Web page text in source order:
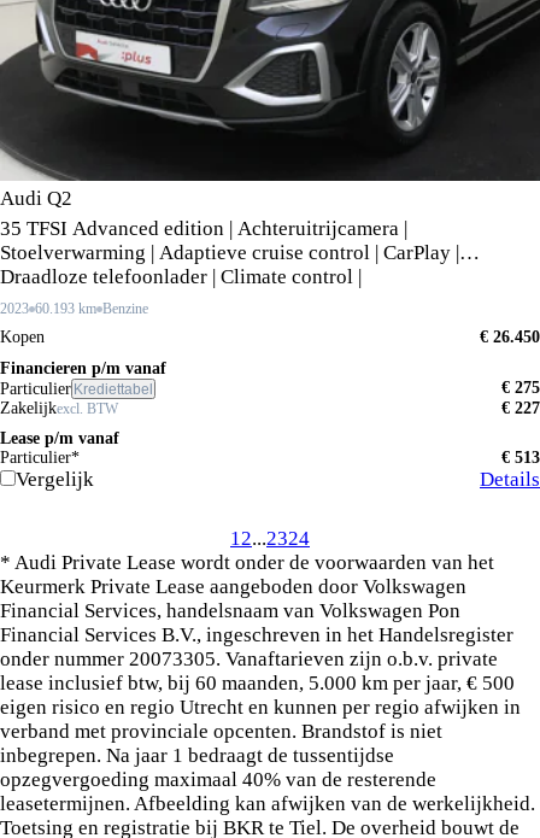
Audi Q2
35 TFSI Advanced edition | Achteruitrijcamera |
Stoelverwarming | Adaptieve cruise control | CarPlay |
Draadloze telefoonlader | Climate control |
2023 60.193 km Benzine
Kopen
€ 26.450
Financieren p/m vanaf
Particulier Krediettabel
€ 275
Zakelijkexcl. BTW
€ 227
Lease p/m vanaf
Particulier*
€ 513
Vergelijk Details
12...2324
* Audi Private Lease wordt onder de voorwaarden van het
Keurmerk Private Lease aangeboden door Volkswagen
Financial Services, handelsnaam van Volkswagen Pon
Financial Services B.V., ingeschreven in het Handelsregister
onder nummer 20073305. Vanaftarieven zijn o.b.v. private
lease inclusief btw, bij 60 maanden, 5.000 km per jaar, € 500
eigen risico en regio Utrecht en kunnen per regio afwijken in
verband met provinciale opcenten. Brandstof is niet
inbegrepen. Na jaar 1 bedraagt de tussentijdse
opzegvergoeding maximaal 40% van de resterende
leasetermijnen. Afbeelding kan afwijken van de werkelijkheid.
Toetsing en registratie bij BKR te Tiel. De overheid bouwt de